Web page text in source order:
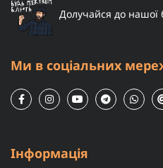
Долучайся до нашої
Ми в соціальних
Інформація